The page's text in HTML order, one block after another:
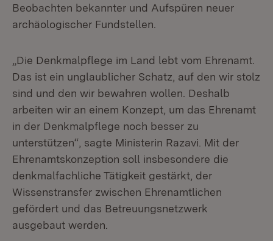
Beobachten bekannter und Aufspüren neuer
archäologischer Fundstellen.
„Die Denkmalpflege im Land lebt vom Ehrenamt.
Das ist ein unglaublicher Schatz, auf den wir stolz
sind und den wir bewahren wollen. Deshalb
arbeiten wir an einem Konzept, um das Ehrenamt
in der Denkmalpflege noch besser zu
unterstützen“, sagte Ministerin Razavi. Mit der
Ehrenamtskonzeption soll insbesondere die
denkmalfachliche Tätigkeit gestärkt, der
Wissenstransfer zwischen Ehrenamtlichen
gefördert und das Betreuungsnetzwerk
ausgebaut werden.